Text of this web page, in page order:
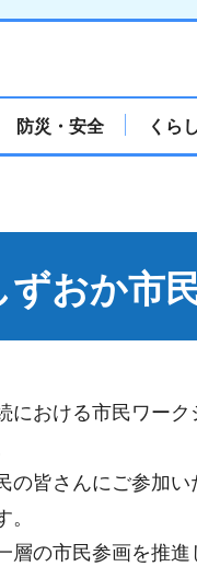
防災・安全 くら
おか市
における市民ワー
の皆さんにご参加
層の市民参画を推進